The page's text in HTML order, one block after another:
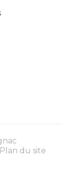
Plan du site